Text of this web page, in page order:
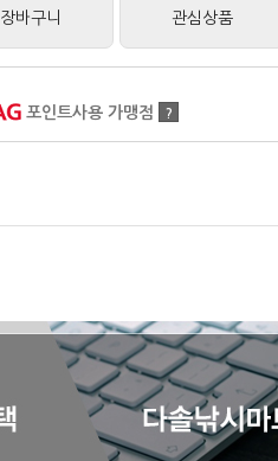
장바구니 관심상품
포인트사용 가맹점 ?